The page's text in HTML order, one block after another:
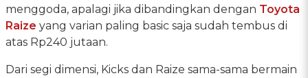
menggoda, apalagi jika dibandingkan dengan Toyota
Raize yang varian paling basic saja sudah tembus di
atas Rp240 jutaan.
Dari segi dimensi, Kicks dan Raize sama-sama bermain